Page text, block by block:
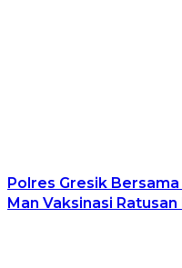
Polres Gresik
Man Vaksinasi Ratusan